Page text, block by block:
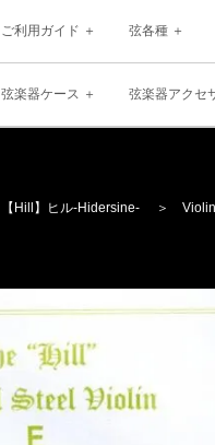
ご利用ガイド 弦各種
弦楽器ケース 弦楽器アクセ
【Hill】 ヒル-Hidersine- ＞ Violin